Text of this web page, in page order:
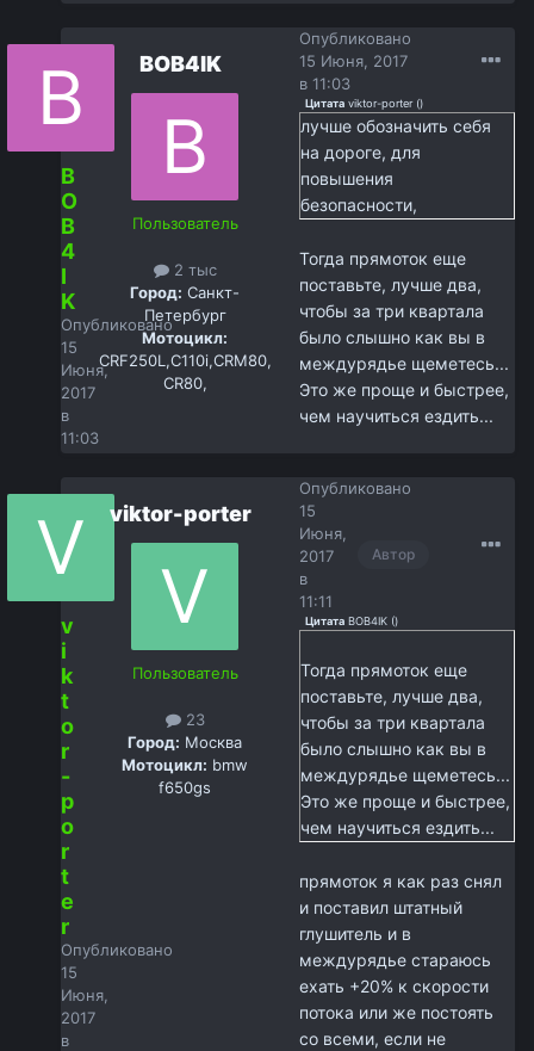
B
O
B
4
I
K
Опубликовано
15
Июня,
2017
в
11:03
BOB4IK
Пользователь
2 тыс
Город: Санкт-
Петербург
Мотоцикл:
CRF250L,С110i,CRM80,
CR80,
Опубликовано
15 Июня, 2017
в 11:03
Цитата viktor-porter()
лучше обозначить себя
на дороге, для
повышения
безопасности,
Тогда прямоток еще
поставьте, лучше два,
чтобы за три квартала
было слышно как вы в
междурядье щеметесь...
Это же проще и быстрее,
чем научиться ездить...
v
i
k
t
o
r
-
p
o
r
t
e
r
Опубликовано
15
Июня,
2017
в
viktor-porter
Пользователь
23
Город: Москва
Мотоцикл: bmw
f650gs
Автор
Опубликовано
15
Июня,
2017
в
11:11
Цитата BOB4IK ()
Тогда прямоток еще
поставьте, лучше два,
чтобы за три квартала
было слышно как вы в
междурядье щеметесь...
Это же проще и быстрее,
чем научиться ездить...
прямоток я как раз снял
и поставил штатный
глушитель и в
междурядье стараюсь
ехать +20% к скорости
потока или же постоять
со всеми, если не